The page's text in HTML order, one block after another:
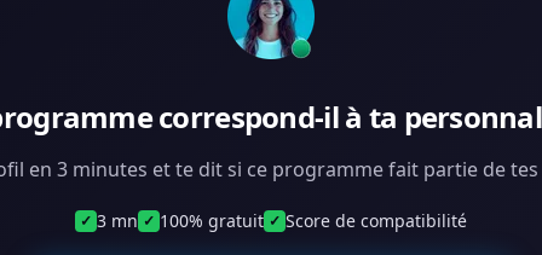
correspond-il à ta
en 3 minutes et te dit si ce programme fait partie de tes
✓ 3 mn ✓ 100% gratuit ✓ Score de compatibilité